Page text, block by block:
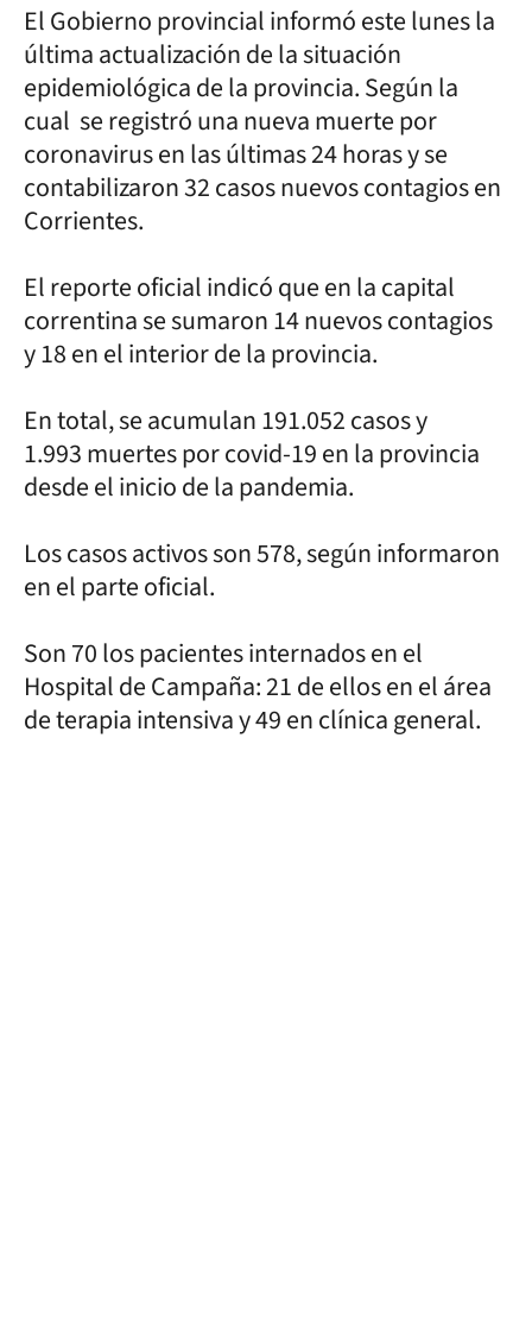
El Gobierno provincial informó este lunes la
última actualización de la situación
epidemiológica de la provincia. Según la
cual se registró una nueva muerte por
coronavirus en las últimas 24 horas y se
contabilizaron 32 casos nuevos contagios en
Corrientes.
El reporte oficial indicó que en la capital
correntina se sumaron 14 nuevos contagios
y 18 en el interior de la provincia.
En total, se acumulan 191.052 casos y
1.993 muertes por covid-19 en la provincia
desde el inicio de la pandemia.
Los casos activos son 578, según informaron
en el parte oficial.
Son 70 los pacientes internados en el
Hospital de Campaña: 21 de ellos en el área
de terapia intensiva y 49 en clínica general.